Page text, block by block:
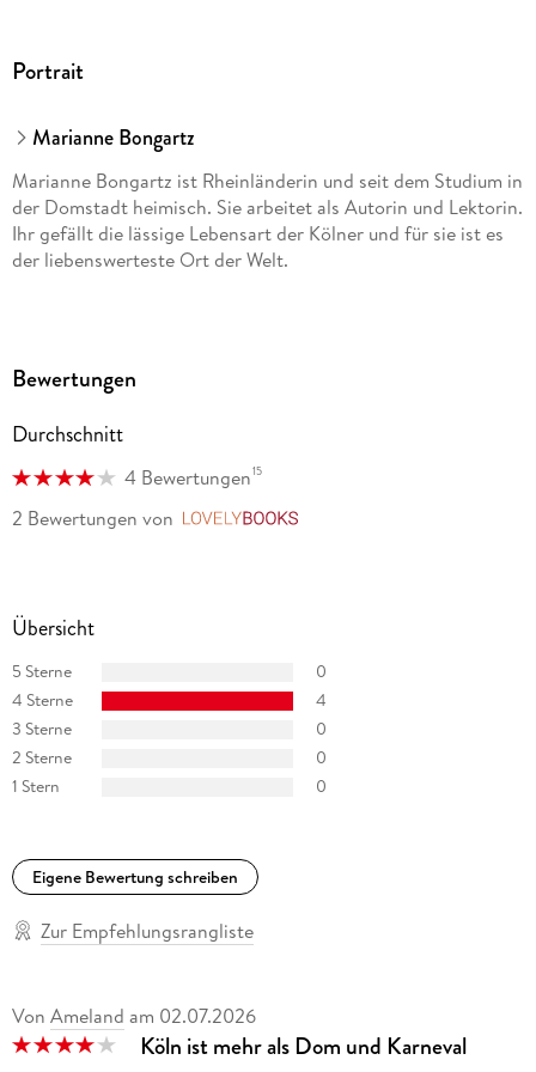
Portrait
Marianne Bongartz
Marianne Bongartz ist Rheinländerin und seit dem Studium in
der Domstadt heimisch. Sie arbeitet als Autorin und Lektorin.
Ihr gefällt die lässige Lebensart der Kölner und für sie ist es
der liebenswerteste Ort der Welt.
Bewertungen
Durchschnitt
4 Bewertungen15
2 Bewertungen von
Übersicht
5 Sterne
0
4 Sterne
4
3 Sterne
0
2 Sterne
0
1 Stern
0
Eigene Bewertung schreiben
Zur Empfehlungsrangliste
Von Ameland am 02.07.2026
Köln ist mehr als Dom und Karneval